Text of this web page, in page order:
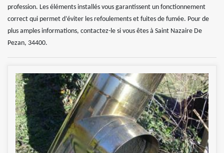
profession. Les éléments installés vous garantissent un fonctionnement
correct qui permet d’éviter les refoulements et fuites de fumée. Pour de
plus amples informations, contactez-le si vous êtes à Saint Nazaire De
Pezan, 34400.